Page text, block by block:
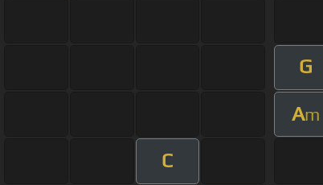
G
Am
C